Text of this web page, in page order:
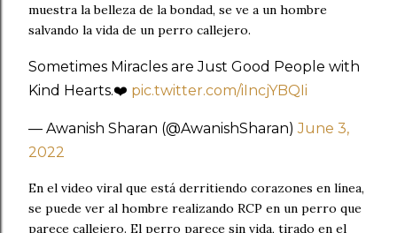
muestra la belleza de la bondad, se ve a un hombre
salvando la vida de un perro callejero.
Sometimes Miracles are Just Good People with
Kind Hearts.❤️ pic.twitter.com/iIncjYBQIi
— Awanish Sharan (@AwanishSharan)June 3,
2022
En el video viral que está derritiendo corazones en línea,
se puede ver al hombre realizando RCP en un perro que
parece callejero. El perro parece sin vida, tirado en el